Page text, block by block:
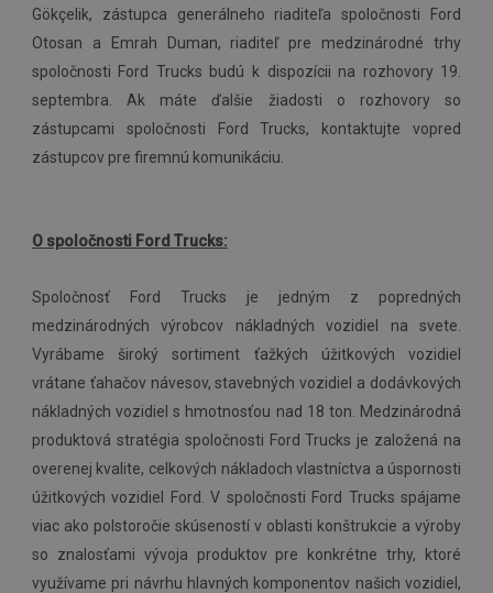
Gökçelik, zástupca generálneho riaditeľa spoločnosti Ford
Otosan a Emrah Duman, riaditeľ pre medzinárodné trhy
spoločnosti Ford Trucks budú k dispozícii na rozhovory 19.
septembra. Ak máte ďalšie žiadosti o rozhovory so
zástupcami spoločnosti Ford Trucks, kontaktujte vopred
zástupcov pre firemnú komunikáciu.
O spoločnosti Ford Trucks:
Spoločnosť Ford Trucks je jedným z popredných
medzinárodných výrobcov nákladných vozidiel na svete.
Vyrábame široký sortiment ťažkých úžitkových vozidiel
vrátane ťahačov návesov, stavebných vozidiel a dodávkových
nákladných vozidiel s hmotnosťou nad 18 ton. Medzinárodná
produktová stratégia spoločnosti Ford Trucks je založená na
overenej kvalite, celkových nákladoch vlastníctva a úspornosti
úžitkových vozidiel Ford. V spoločnosti Ford Trucks spájame
viac ako polstoročie skúseností v oblasti konštrukcie a výroby
so znalosťami vývoja produktov pre konkrétne trhy, ktoré
využívame pri návrhu hlavných komponentov našich vozidiel,